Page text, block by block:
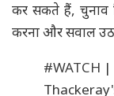
कर सकते हैं, चुनाव
करना और सवाल
#WATCH |